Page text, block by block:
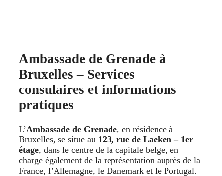
Ambassade de Grenade à
Bruxelles – Services
consulaires et informations
pratiques
L’Ambassade de Grenade, en résidence à
Bruxelles, se situe au 123, rue de Laeken – 1er
étage, dans le centre de la capitale belge, en
charge également de la représentation auprès de la
France, l’Allemagne, le Danemark et le Portugal.